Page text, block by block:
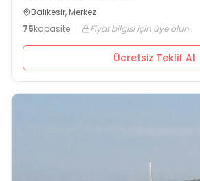
Balıkesir, Merkez
75kapasite Fiyat bilgisi için üye olun
Ücretsiz Teklif Al